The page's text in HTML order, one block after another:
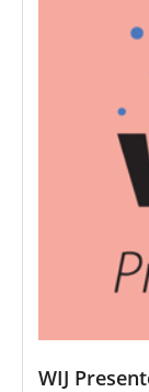
WIJ